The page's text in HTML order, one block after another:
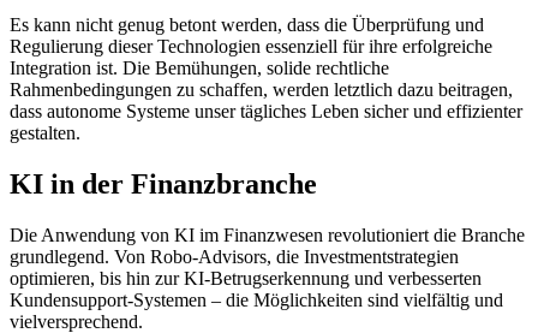
Es kann nicht genug betont werden, dass die Überprüfung und
Regulierung dieser Technologien essenziell für ihre erfolgreiche
Integration ist. Die Bemühungen, solide rechtliche
Rahmenbedingungen zu schaffen, werden letztlich dazu beitragen,
dass autonome Systeme unser tägliches Leben sicher und effizienter
gestalten.
KI in der Finanzbranche
Die Anwendung von KI im Finanzwesen revolutioniert die Branche
grundlegend. Von Robo-Advisors, die Investmentstrategien
optimieren, bis hin zur KI-Betrugserkennung und verbesserten
Kundensupport-Systemen – die Möglichkeiten sind vielfältig und
vielversprechend.